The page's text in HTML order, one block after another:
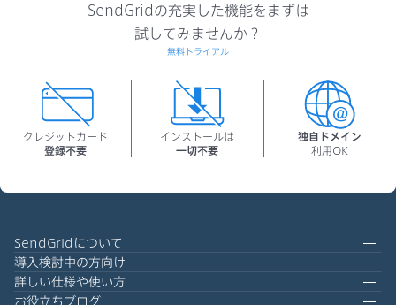
クレジットカード
登録不要
インストールは
一切不要
独自ドメイン
利用OK
SendGridの充実した機能をまずは
試してみませんか？
無料トライアル
SendGridについて
導入検討中の方向け
詳しい仕様や使い方
お役立ちブログ